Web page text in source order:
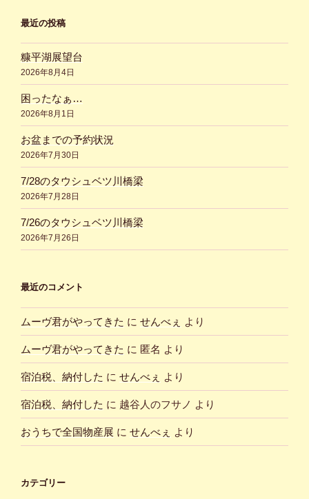
最近の投稿
糠平湖展望台
2026年8月4日
困ったなぁ…
2026年8月1日
お盆までの予約状況
2026年7月30日
7/28のタウシュベツ川橋梁
2026年7月28日
7/26のタウシュベツ川橋梁
2026年7月26日
最近のコメント
ムーヴ君がやってきた に せんべぇ より
ムーヴ君がやってきた に 匿名 より
宿泊税、納付した に せんべぇ より
宿泊税、納付した に 越谷人のフサノ より
おうちで全国物産展 に せんべぇ より
カテゴリー